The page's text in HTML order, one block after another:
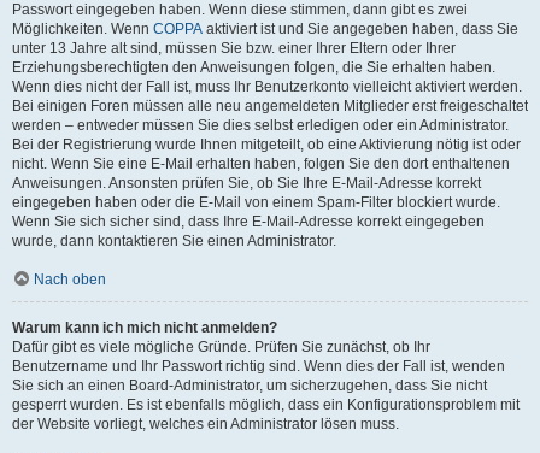
Passwort eingegeben haben. Wenn diese stimmen, dann gibt es zwei
Möglichkeiten. Wenn COPPA aktiviert ist und Sie angegeben haben, dass Sie
unter 13 Jahre alt sind, müssen Sie bzw. einer Ihrer Eltern oder Ihrer
Erziehungsberechtigten den Anweisungen folgen, die Sie erhalten haben.
Wenn dies nicht der Fall ist, muss Ihr Benutzerkonto vielleicht aktiviert werden.
Bei einigen Foren müssen alle neu angemeldeten Mitglieder erst freigeschaltet
werden – entweder müssen Sie dies selbst erledigen oder ein Administrator.
Bei der Registrierung wurde Ihnen mitgeteilt, ob eine Aktivierung nötig ist oder
nicht. Wenn Sie eine E-Mail erhalten haben, folgen Sie den dort enthaltenen
Anweisungen. Ansonsten prüfen Sie, ob Sie Ihre E-Mail-Adresse korrekt
eingegeben haben oder die E-Mail von einem Spam-Filter blockiert wurde.
Wenn Sie sich sicher sind, dass Ihre E-Mail-Adresse korrekt eingegeben
wurde, dann kontaktieren Sie einen Administrator.
Nach oben
Warum kann ich mich nicht anmelden?
Dafür gibt es viele mögliche Gründe. Prüfen Sie zunächst, ob Ihr
Benutzername und Ihr Passwort richtig sind. Wenn dies der Fall ist, wenden
Sie sich an einen Board-Administrator, um sicherzugehen, dass Sie nicht
gesperrt wurden. Es ist ebenfalls möglich, dass ein Konfigurationsproblem mit
der Website vorliegt, welches ein Administrator lösen muss.